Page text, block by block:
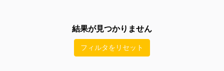
結果が見つかりません
フィルタをリセット